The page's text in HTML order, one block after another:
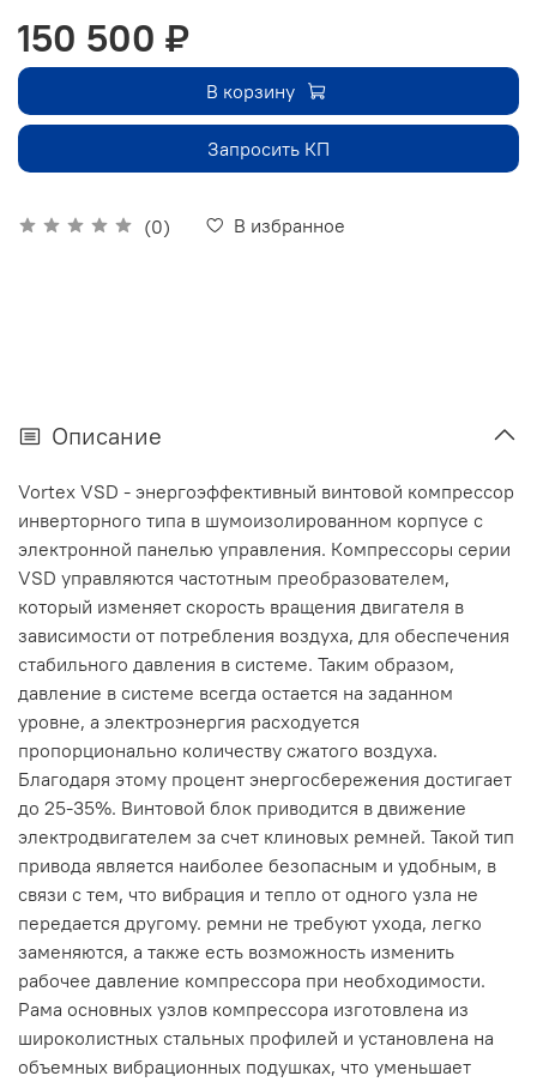
(0) В избранное
150 500 ₽
В корзину
Запросить КП
Описание
Vortex VSD - энергоэффективный винтовой компрессор
инверторного типа в шумоизолированном корпусе с
электронной панелью управления. Компрессоры серии
VSD управляются частотным преобразователем,
который изменяет скорость вращения двигателя в
зависимости от потребления воздуха, для обеспечения
стабильного давления в системе. Таким образом,
давление в системе всегда остается на заданном
уровне, а электроэнергия расходуется
пропорционально количеству сжатого воздуха.
Благодаря этому процент энергосбережения достигает
до 25-35%. Винтовой блок приводится в движение
электродвигателем за счет клиновых ремней. Такой тип
привода является наиболее безопасным и удобным, в
связи с тем, что вибрация и тепло от одного узла не
передается другому. ремни не требуют ухода, легко
заменяются, а также есть возможность изменить
рабочее давление компрессора при необходимости.
Рама основных узлов компрессора изготовлена из
широколистных стальных профилей и установлена на
объемных вибрационных подушках, что уменьшает